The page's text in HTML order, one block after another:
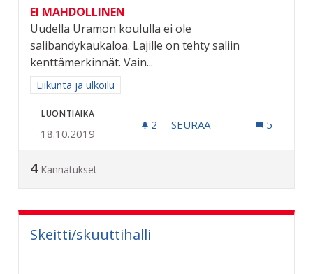
EI MAHDOLLINEN
Uudella Uramon koululla ei ole
salibandykaukaloa. Lajille on tehty saliin
kenttämerkinnät. Vain...
Rajaa tulokset aihepiirin mukaan: Liikunta ja ulkoilu
Liikunta ja ulkoilu
LUONTIAIKA
18.10.2019
2 2 SEURAAJAA
SEURAA 5
4 Kannatukset
Skeitti/skuuttihalli